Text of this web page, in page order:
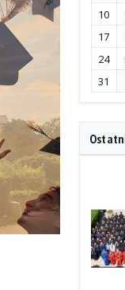
10
17
24
31